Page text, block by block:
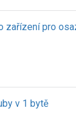
zařízení pro
v 1 bytě